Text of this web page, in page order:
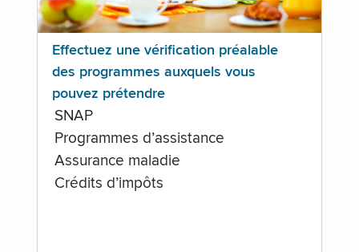
Effectuez une vérification préalable
des programmes auxquels vous
pouvez prétendre
SNAP
Programmes d’assistance
Assurance maladie
Crédits d’impôts